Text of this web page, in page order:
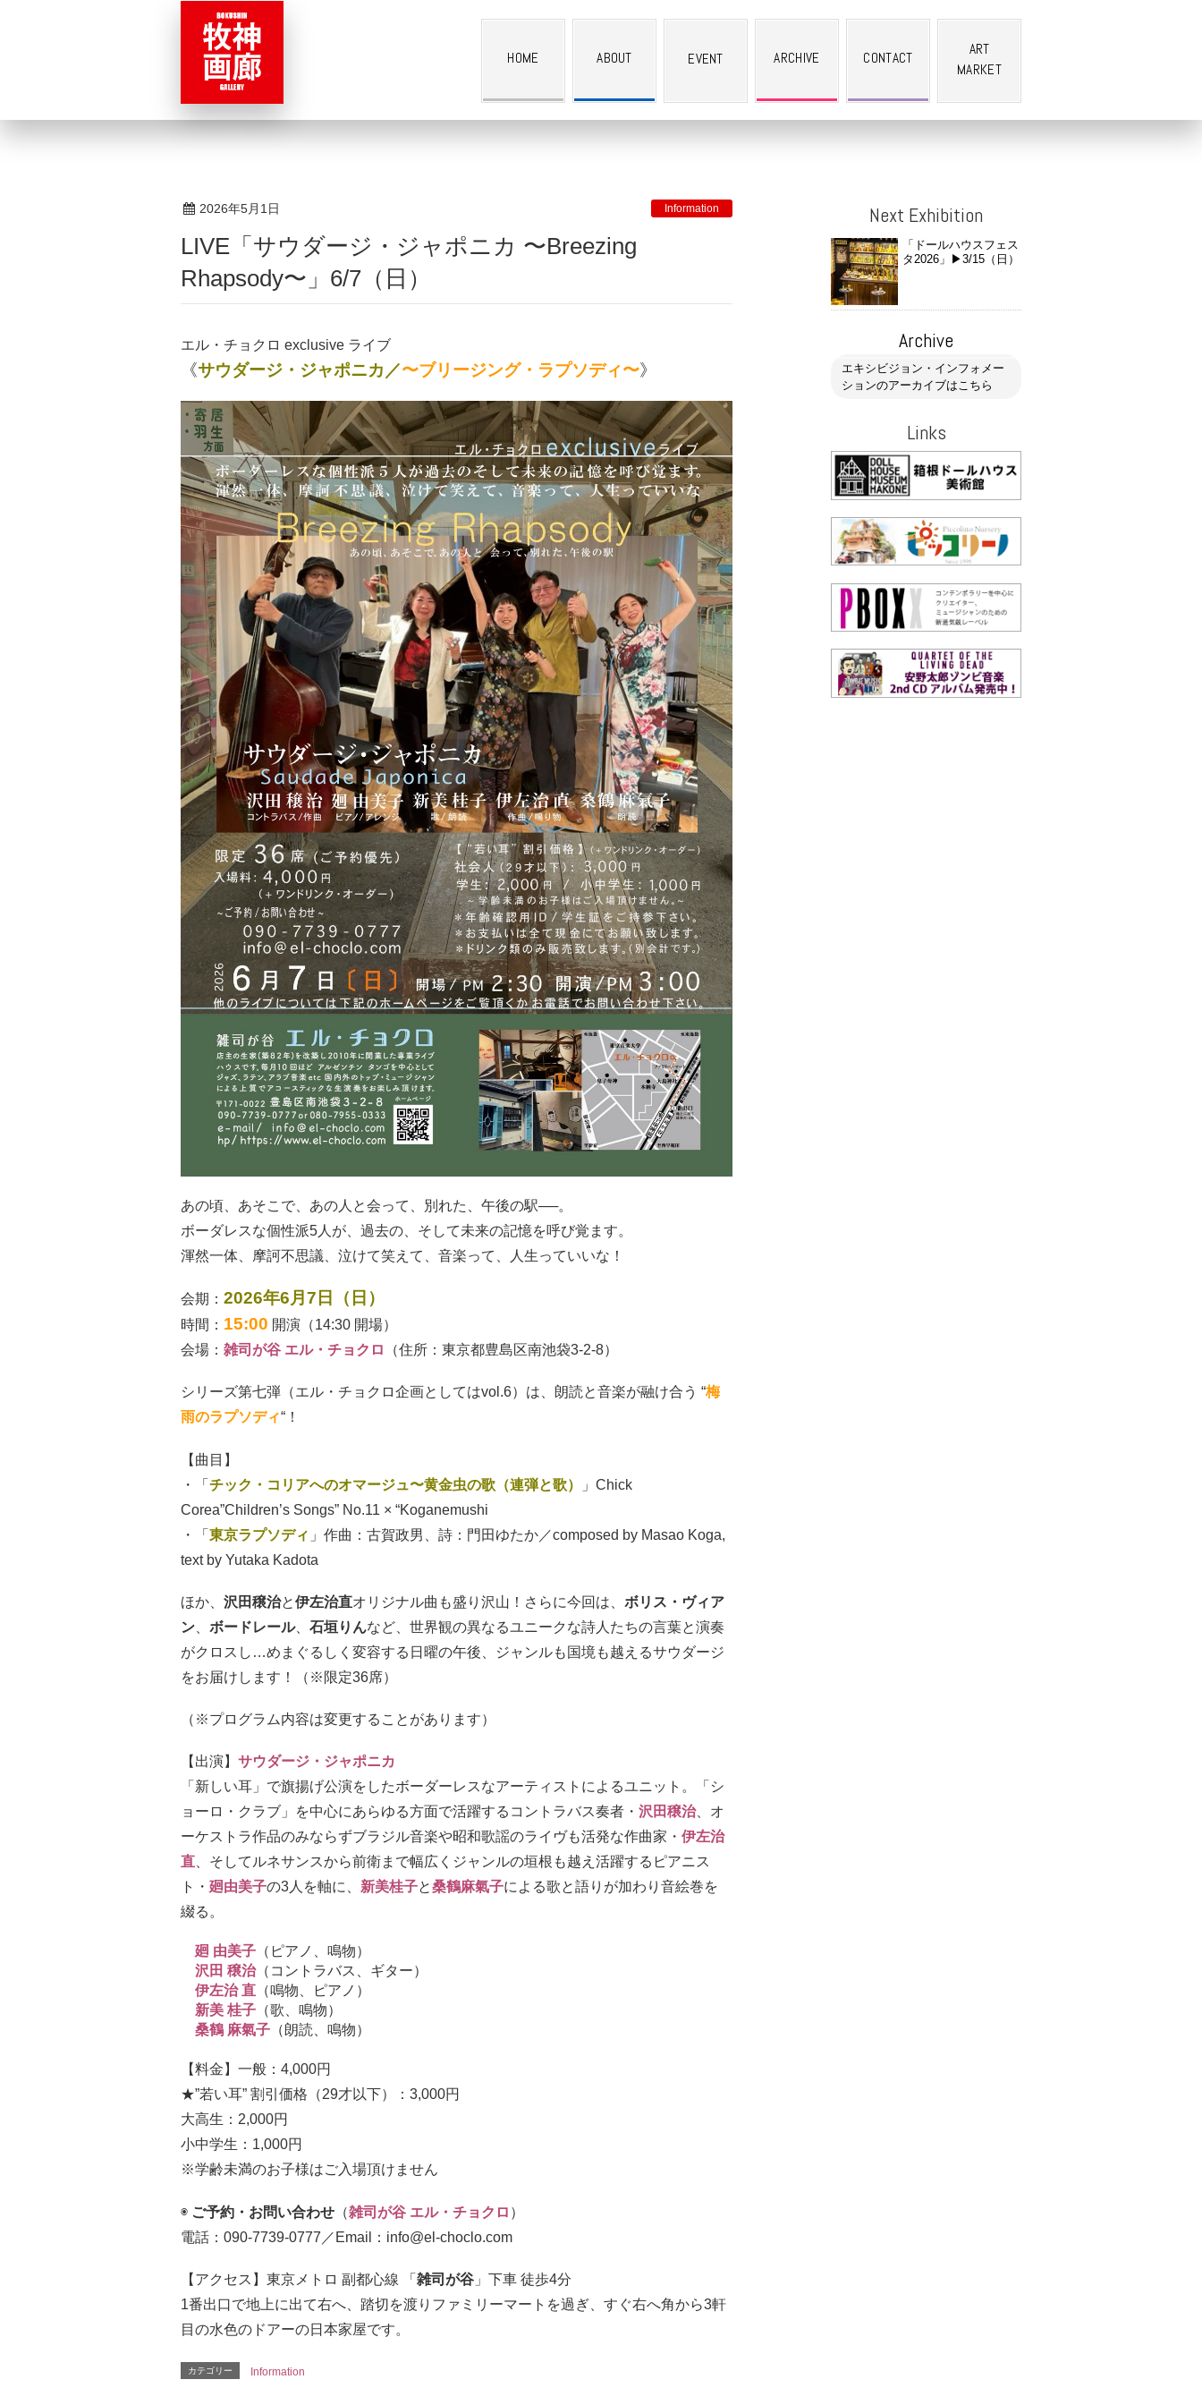
HOME ABOUT EVENT ARCHIVE CONTACT
ART
MARKET
2026年5月1日 Information
LIVE「サウダージ・ジャポニカ 〜Breezing
Rhapsody〜」6/7（日）
エル・チョクロ exclusive ライブ
《サウダージ・ジャポニカ／〜ブリージング・ラプソディ〜》
あの頃、あそこで、あの人と会って、別れた、午後の駅──。
ボーダレスな個性派5人が、過去の、そして未来の記憶を呼び覚ます。
渾然一体、摩訶不思議、泣けて笑えて、音楽って、人生っていいな！
会期： 2026年6月7日（日）
時間： 15:00 開演（14:30 開場）
会場： 雑司が谷 エル・チョクロ （住所：東京都豊島区南池袋3-2-8）
シリーズ第七弾（エル・チョクロ企画としてはvol.6）は、朗読と音楽が融け合う “梅
雨のラプソディ“！
【曲目】
・「 チック・コリアへのオマージュ〜黄金虫の歌（連弾と歌）
」Chick
Corea”Children’s Songs” No.11 × “Koganemushi
・「 東京ラプソディ 」作曲：古賀政男、詩：門田ゆたか／composed by Masao Koga,
text by Yutaka Kadota
ほか、 沢田穣治と伊左治直オリジナル曲も盛り沢山！さらに今回は、 ボリス・ヴィア
ン
ボードレール、 石垣りんなど、世界観の異なるユニークな詩人たちの言葉と演奏
がクロスし…めまぐるしく変容する日曜の午後、ジャンルも国境も越えるサウダージ
をお届けします！（※限定36席）
（※プログラム内容は変更することがあります）
【出演】 サウダージ・ジャポニカ
「新しい耳」で旗揚げ公演をしたボーダーレスなアーティストによるユニット。「シ
ョーロ・クラブ」を中心にあらゆる方面で活躍するコントラバス奏者・ 沢田穣治、オ
ーケストラ作品のみならずブラジル音楽や昭和歌謡のライヴも活発な作曲家・ 伊左治
直 、そしてルネサンスから前衛まで幅広くジャンルの垣根も越え活躍するピアニス
ト・ 廻由美子の3人を軸に、 新美桂子と桑鶴麻氣子による歌と語りが加わり音絵巻を
綴る。
廻 由美子 （ピアノ、鳴物）
沢田 穣治（コントラバス、ギター）
伊左治 直 （鳴物、ピアノ）
新美 桂子 （歌、鳴物）
桑鶴 麻氣子 （朗読、鳴物）
【料金】一般：4,000円
★”若い耳” 割引価格（29才以下）：3,000円
大高生：2,000円
小中学生：1,000円
※学齢未満のお子様はご入場頂けません
◉ ご予約・お問い合わせ （雑司が谷 エル・チョクロ ）
電話：090-7739-0777／Email：info@el-choclo.com
【アクセス】東京メトロ 副都心線 「 雑司が谷 」下車 徒歩4分
1番出口で地上に出て右へ、踏切を渡りファミリーマートを過ぎ、すぐ右へ角から3軒
目の水色のドアーの日本家屋です。
カテゴリー Information
Next Exhibition
「ドールハウスフェス
タ2026」▶︎3/15（日）
Archive
エキシビジョン・インフォメー
ションのアーカイブはこちら
Links